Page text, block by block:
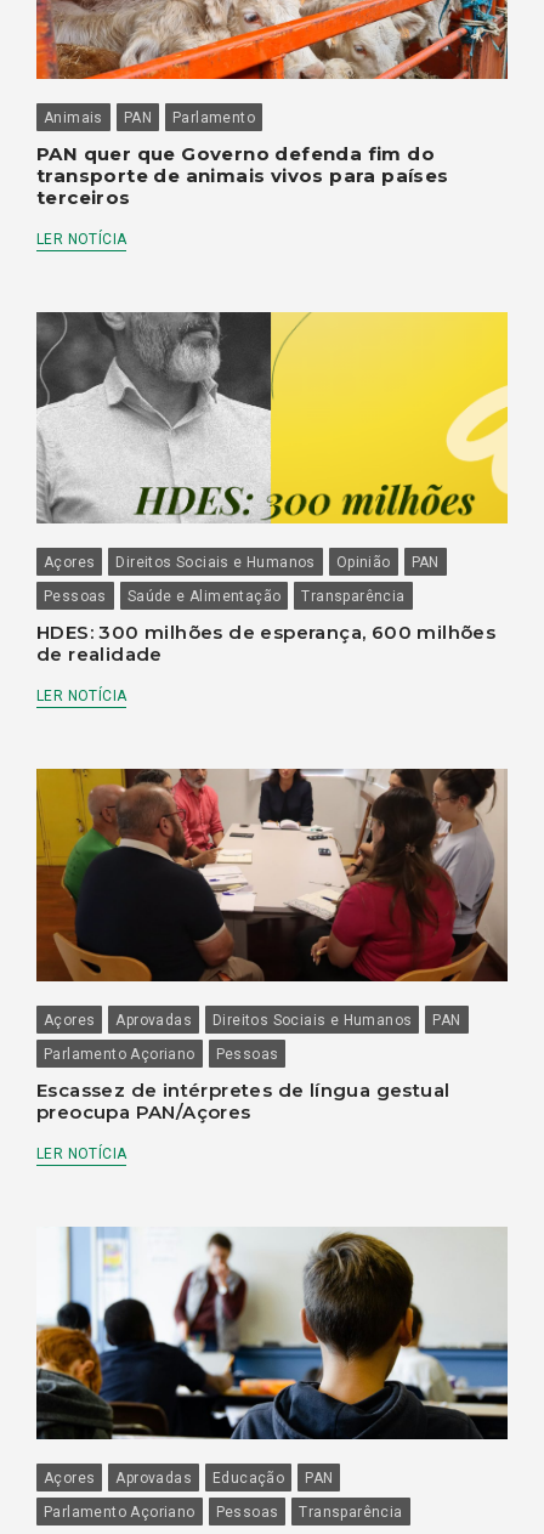
Animais PAN Parlamento
PAN quer que Governo defenda fim do
transporte de animais vivos para países
terceiros
LER NOTÍCIA
Açores Direitos Sociais e Humanos Opinião
PAN
Pessoas
Saúde e Alimentação Transparência
HDES: 300 milhões de esperança, 600 milhões
de realidade
LER NOTÍCIA
Açores Aprovadas Direitos Sociais e Humanos
PAN
Parlamento Açoriano
Pessoas
Escassez de intérpretes de língua gestual
preocupa PAN/Açores
LER NOTÍCIA
Açores Aprovadas Educação
PAN
Parlamento Açoriano
Pessoas Transparência